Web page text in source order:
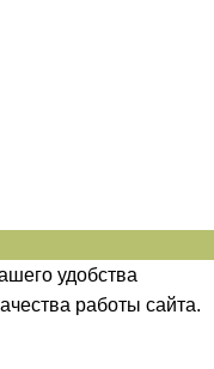
удобства
работы сайта.